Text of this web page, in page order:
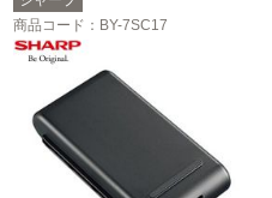
商品コード ：BY-7SC17